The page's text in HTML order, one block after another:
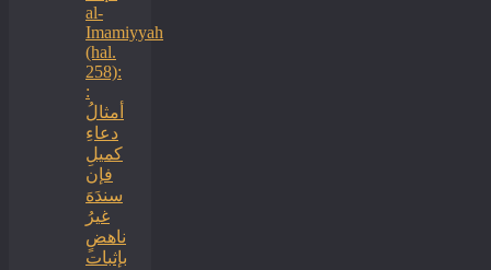
al-
Imamiyyah
(hal.
258):
:
أمثالُ
دعاءِ
كميلِ
فإن
سندَهَ
غيرُ
ناهضٍ
بإثبات